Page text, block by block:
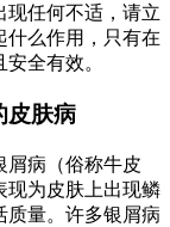
现任何不适，请立
什么作用，只有在
全有效。
皮肤病
屑病（俗称牛皮
现为皮肤上出现鳞
质量。许多银屑病